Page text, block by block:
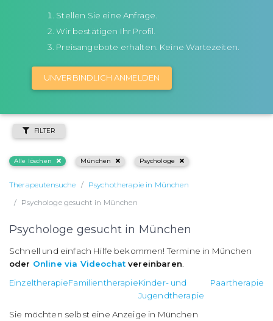
Stellen Sie eine Anfrage.
Wir bestätigen Ihr Profil.
Preisangebote erhalten. Keine Wartezeiten.
UNVERBINDLICH ANMELDEN
FILTER
Alle löschen München Psychologe
Therapeutensuche
Psychotherapie in München
Psychologe gesucht in München
Psychologe gesucht in München
Schnell und einfach Hilfe bekommen! Termine in München
oder Online via Videochat vereinbaren
EinzeltherapieFamilientherapieKinder- und
Jugendtherapie
Paartherapie
Sie möchten selbst eine Anzeige in München